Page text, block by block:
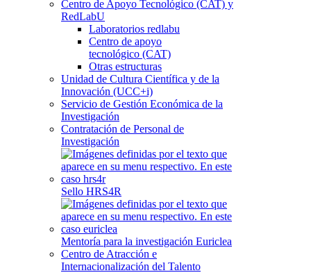
Centro de Apoyo Tecnológico (CAT) y
RedLabU
Laboratorios redlabu
Centro de apoyo
tecnológico (CAT)
Otras estructuras
Unidad de Cultura Científica y de la
Innovación (UCC+i)
Servicio de Gestión Económica de la
Investigación
Contratación de Personal de
Investigación
Sello HRS4R
Mentoría para la investigación Euriclea
Centro de Atracción e
Internacionalización del Talento